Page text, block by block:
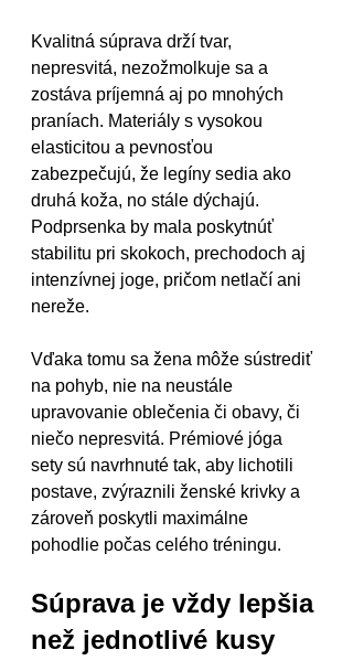
Kvalitná súprava drží tvar,
nepresvitá, nezožmolkuje sa a
zostáva príjemná aj po mnohých
praníach. Materiály s vysokou
elasticitou a pevnosťou
zabezpečujú, že legíny sedia ako
druhá koža, no stále dýchajú.
Podprsenka by mala poskytnúť
stabilitu pri skokoch, prechodoch aj
intenzívnej joge, pričom netlačí ani
nereže.
Vďaka tomu sa žena môže sústrediť
na pohyb, nie na neustále
upravovanie oblečenia či obavy, či
niečo nepresvitá. Prémiové jóga
sety sú navrhnuté tak, aby lichotili
postave, zvýraznili ženské krivky a
zároveň poskytli maximálne
pohodlie počas celého tréningu.
Súprava je vždy lepšia
než jednotlivé kusy